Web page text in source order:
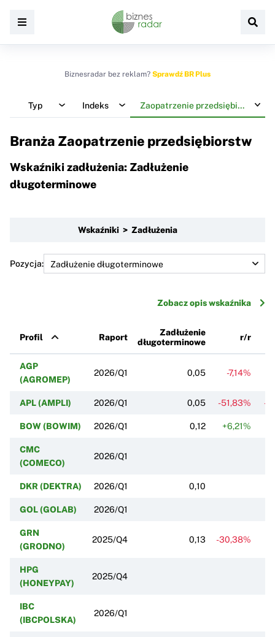
Biznesradar bez reklam? Sprawdź BR Plus
Typ Indeks Zaopatrzenie przedsiębiorstw
Branża Zaopatrzenie przedsiębiorstw
Wskaźniki zadłużenia: Zadłużenie
długoterminowe
Wskaźniki > Zadłużenia
Pozycja:
Zobacz opis wskaźnika
Profil Raport
Zadłużenie
długoterminowe
r/r
AGP
(AGROMEP)
2026/Q1 0,05 -7,14%
APL (AMPLI) 2026/Q1 0,05 -51,83% -
BOW (BOWIM) 2026/Q1 0,12 +6,21%
CMC
(COMECO)
2026/Q1
DKR (DEKTRA) 2026/Q1 0,10
GOL (GOLAB) 2026/Q1
GRN
(GRODNO)
2025/Q4 0,13 -30,38%
HPG
(HONEYPAY)
2025/Q4
IBC
(IBCPOLSKA)
2026/Q1